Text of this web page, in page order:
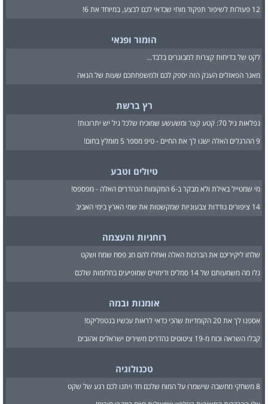
12 פעולות לשיפור תפקוד מוחי שכדאי לכם לבצע, במיוחד את 6!
הומור ופנאי
לקט של בדיחות קצרות למבוגרים בלבד...
מאגר הפאזלים הענק הזה יספק לכם ולמשפחתכם שעות של הנאה
רץ ברשת
נפלאות גיל 70: קטע קצר ומשעשע שמוכיח שלכל גיל יש יתרונות!
9 ההרגלים האלה ישנו לך את החיים - טיפ מספר 5 מומלץ בחום!
טיולים וטבע
מי שמטייל באילת ולא מבקר ב-6 המקומות הנהדרים האלה - מפספס!
14 ציפורים נודדות צבעוניות שמקשטות את שמי הארץ בימי האביב
רוחניות והעצמה
שלחו ליקיריכם את הברכות האלה ואחלו להם חג פסח שמח ושקט
גלו מה משמעותם של 14 סמלים ודימויים שמופיעים בחלומות שלכם
אומנות ובמה
אספנו לך את 20 הקומדיות שהכי כדאי לראות עכשיו בנטפליקס!
קבלו השראה וכוח מ-19 ציטוטים נהדרים משירים ישראלים אהובים
טכנולוגיה
8 משחקי מחשבה שישמרו על המוח שלכם חד ויתנו לכם רגע של שקט